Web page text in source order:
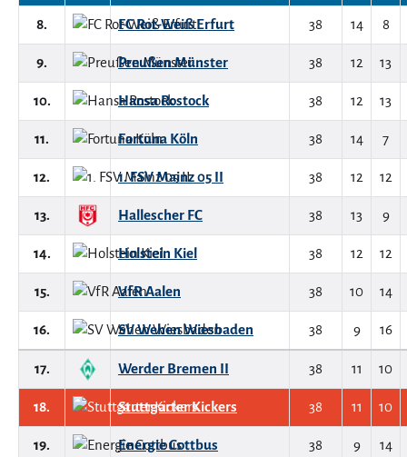
8. FC Rot-Weiß Erfurt 38 14 8
9. Preußen Münster 38 12 13
10. Hansa Rostock 38 12 13
11. Fortuna Köln 38 14 7
12. 1. FSV Mainz 05 II 38 12 12
13. Hallescher FC 38 13 9
14. Holstein Kiel 38 12 12
15. VfR Aalen 38 10 14
16. SV Wehen Wiesbaden 38 9 16
17. Werder Bremen II 38 11 10
18. Stuttgarter Kickers 38 11 10
19. Energie Cottbus 38 9 14